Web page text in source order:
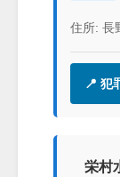
住所: 長
📍 犯
栄村